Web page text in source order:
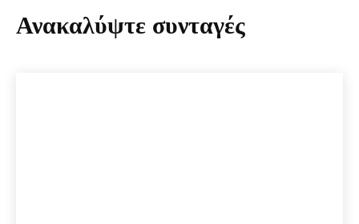
Ανακαλύψτε συνταγές